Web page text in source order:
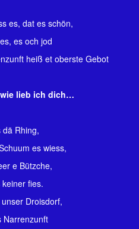
es, dat es schön,
es och jod
heiß et oberste Gebot
lieb ich dich…
dä Rhing,
es wiess,
e Bützche,
fies.
Droisdorf,
Narrenzunft